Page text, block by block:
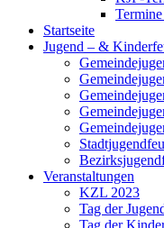
Startseite
Jugend – &
Veranstaltungen
KZL 2023
Tag der
Tag der